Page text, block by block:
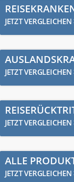
JETZT VERGLEICHEN
JETZT VERGLEICHEN
JETZT VERGLEICHEN
ALLE
JETZT VERGLEICHEN